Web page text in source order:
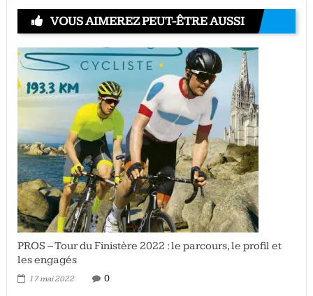
VOUS AIMEREZ PEUT-ÊTRE AUSSI
PROS – Tour du Finistère 2022 : le parcours, le profil et
les engagés
17 mai 2022 0